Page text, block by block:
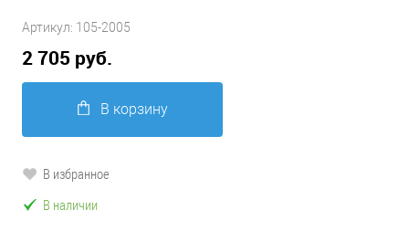
Артикул: 105-2005
2 705 руб.
В корзину
В избранное
В наличии